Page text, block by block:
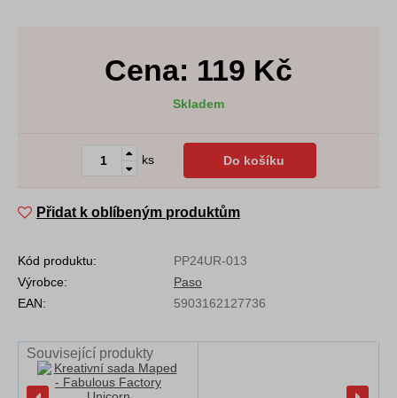
Cena: 119 Kč
Skladem
ks Do košíku
Přidat k oblíbeným produktům
Kód produktu:
PP24UR-013
Výrobce:
Paso
EAN:
5903162127736
Související produkty